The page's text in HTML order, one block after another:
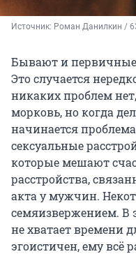
Источник: Роман Данилкин /
Бывают и первичные
Это случается
никаких проблем
морковь, но когда
начинается
сексуальные
которые мешают
расстройства,
акта у мужчин.
семяизвержением. В
не хватает времени
эгоистичен, ему всё